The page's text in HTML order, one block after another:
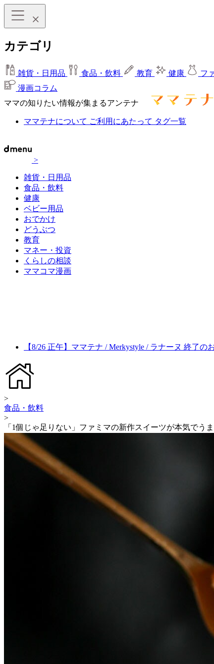
カテゴリ
雑貨・日用品 食品・飲料 教育 健康 フ
漫画コラム
ママの知りたい情報が集まるアンテナ
ママテナについて ご利用にあたって タグ一覧
>
雑貨・日用品
食品・飲料
健康
ベビー用品
おでかけ
どうぶつ
教育
マネー・投資
くらしの相談
ママコマ漫画
【8/26 正午】ママテナ / Merkystyle / ラナーヌ 終了の
>
食品・飲料
>
「1個じゃ足りない」ファミマの新作スイーツが本気でう